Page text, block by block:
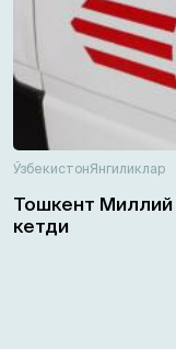
ЎзбекистонЯнгиликлар
Тошкент Миллий
кетди